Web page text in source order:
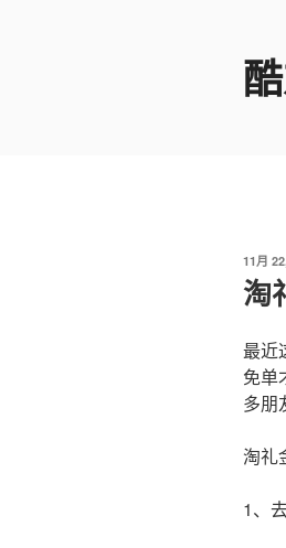
发
布
于
11月
淘
最近
免单
多朋
淘礼
1、